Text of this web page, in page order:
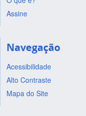
Assine
Navegação
Acessibilidade
Alto Contraste
Mapa do Site